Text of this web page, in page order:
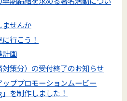
ませんか
行こう！
計画
策分）の受付終了のお知らせ
ププロモーションムービー
を制作しました！